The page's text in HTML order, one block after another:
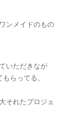
ンメイドのもの
いただきなが
らってる。
それたプロジェ